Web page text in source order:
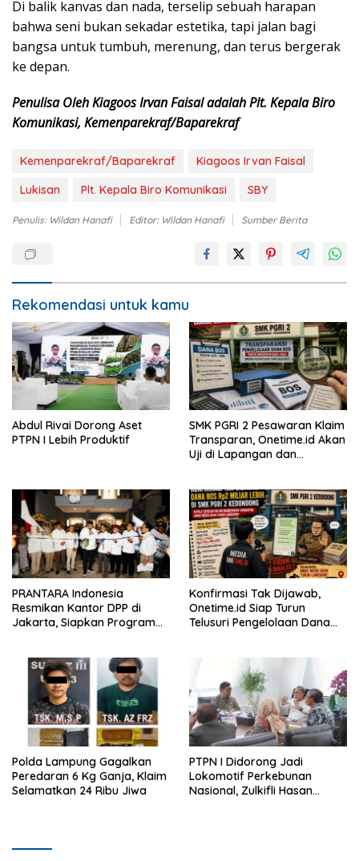
Di balik kanvas dan nada, terselip sebuah harapan
bahwa seni bukan sekadar estetika, tapi jalan bagi
bangsa untuk tumbuh, merenung, dan terus bergerak
ke depan.
Penulisa Oleh Kiagoos Irvan Faisal adalah Plt. Kepala Biro
Komunikasi, Kemenparekraf/Baparekraf
Kemenparekraf/Baparekraf
Kiagoos Irvan Faisal
Lukisan
Plt. Kepala Biro Komunikasi SBY
Penulis: Wildan Hanafi Editor: Wildan Hanafi Sumber Berita
Rekomendasi untuk kamu
Abdul Rivai Dorong Aset
PTPN I Lebih Produktif
SMK PGRI 2 Pesawaran Klaim
Transparan, Onetime.id Akan
Uji di Lapangan dan
PRANTARA Indonesia
Resmikan Kantor DPP di
Jakarta, Siapkan Program
Konfirmasi Tak Dijawab,
Onetime.id Siap Turun
Telusuri Pengelolaan Dana
Polda Lampung Gagalkan
Peredaran 6 Kg Ganja, Klaim
Selamatkan 24 Ribu Jiwa
PTPN I Didorong Jadi
Lokomotif Perkebunan
Nasional, Zulkifli Hasan